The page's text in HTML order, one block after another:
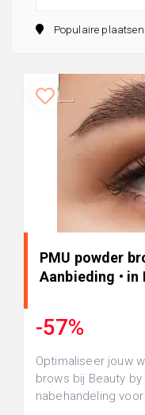
Populaire
PMU powder
Aanbieding • in
-57%
Optimaliseer jouw
brows bij Beauty
nabehandeling